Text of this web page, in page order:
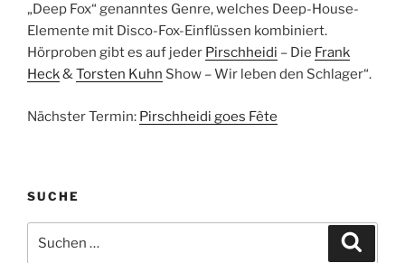
„Deep Fox“ genanntes Genre, welches Deep-House-
Elemente mit Disco-Fox-Einflüssen kombiniert.
Hörproben gibt es auf jeder Pirschheidi – Die Frank
Heck&Torsten Kuhn Show – Wir leben den Schlager“.
Nächster Termin: Pirschheidi goes Fête
SUCHE
nach: